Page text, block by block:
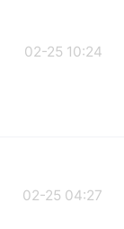
02-25 10:24
02-25 04:27